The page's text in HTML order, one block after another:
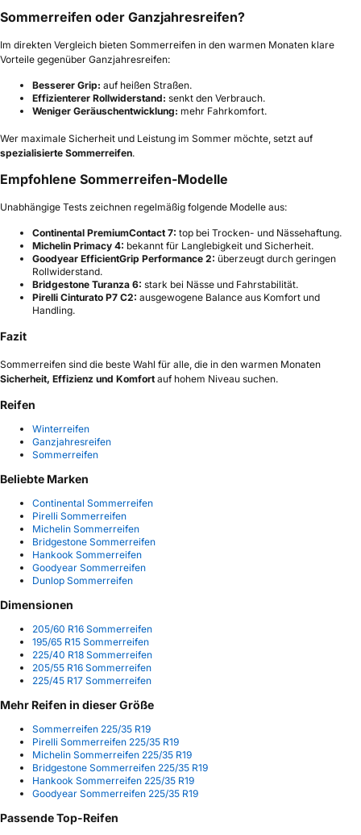
Sommerreifen oder Ganzjahresreifen?
Im direkten Vergleich bieten Sommerreifen in den warmen Monaten klare
Vorteile gegenüber Ganzjahresreifen:
Besserer Grip: auf heißen Straßen.
Effizienterer Rollwiderstand: senkt den Verbrauch.
Weniger Geräuschentwicklung: mehr Fahrkomfort.
Wer maximale Sicherheit und Leistung im Sommer möchte, setzt auf
spezialisierte Sommerreifen.
Empfohlene Sommerreifen-Modelle
Unabhängige Tests zeichnen regelmäßig folgende Modelle aus:
Continental PremiumContact 7: top bei Trocken- und Nässehaftung.
Michelin Primacy 4: bekannt für Langlebigkeit und Sicherheit.
Goodyear EfficientGrip Performance 2: überzeugt durch geringen
Rollwiderstand.
Bridgestone Turanza 6: stark bei Nässe und Fahrstabilität.
Pirelli Cinturato P7 C2: ausgewogene Balance aus Komfort und
Handling.
Fazit
Sommerreifen sind die beste Wahl für alle, die in den warmen Monaten
Sicherheit, Effizienz und Komfort auf hohem Niveau suchen.
Reifen
Winterreifen
Ganzjahresreifen
Sommerreifen
Beliebte Marken
Continental Sommerreifen
Pirelli Sommerreifen
Michelin Sommerreifen
Bridgestone Sommerreifen
Hankook Sommerreifen
Goodyear Sommerreifen
Dunlop Sommerreifen
Dimensionen
205/60 R16 Sommerreifen
195/65 R15 Sommerreifen
225/40 R18 Sommerreifen
205/55 R16 Sommerreifen
225/45 R17 Sommerreifen
Mehr Reifen in dieser Größe
Sommerreifen 225/35 R19
Pirelli Sommerreifen 225/35 R19
Michelin Sommerreifen 225/35 R19
Bridgestone Sommerreifen 225/35 R19
Hankook Sommerreifen 225/35 R19
Goodyear Sommerreifen 225/35 R19
Passende Top-Reifen